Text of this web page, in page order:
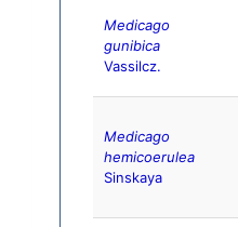
Medicago
gunibica
Vassilcz.
Medicago
hemicoerulea
Sinskaya